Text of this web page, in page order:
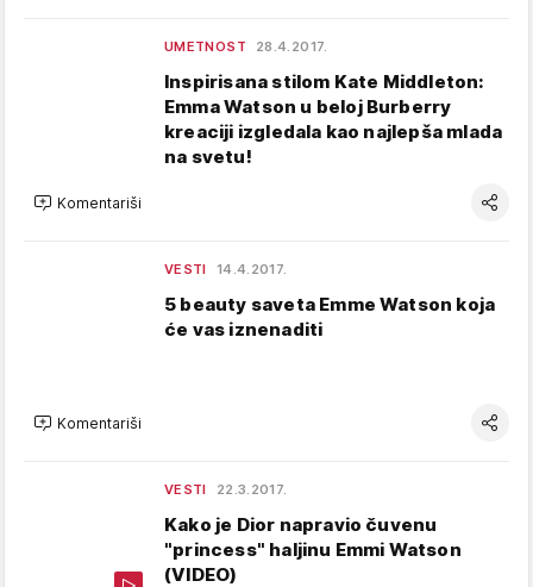
UMETNOST 28.4.2017.
Inspirisana stilom Kate Middleton:
Emma Watson u beloj Burberry
kreaciji izgledala kao najlepša mlada
na svetu!
Komentariši
VESTI 14.4.2017.
5 beauty saveta Emme Watson koja
će vas iznenaditi
Komentariši
VESTI 22.3.2017.
Kako je Dior napravio čuvenu
"princess" haljinu Emmi Watson
(VIDEO)